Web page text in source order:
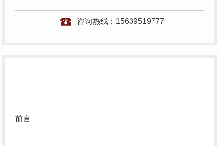
咨询热线： 15639519777
前言